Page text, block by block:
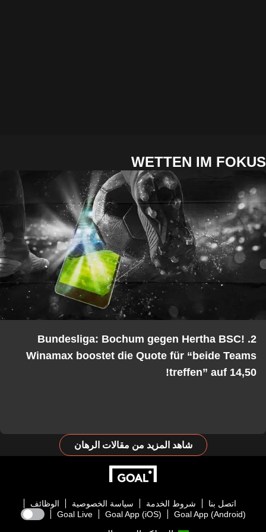
WETTEN IM FOKUS
2. Bundesliga: Bochum gegen Hertha BSC!
Winamax boostet die Quote für “beide Teams
treffen” auf 14,50!
شاهد المزيد من مقالات الرهان
اتصل بنا شروط الخدمة سياسة الخصوصية
الوظائف
Goal App (Android)
Goal App (iOS)
Goal Live